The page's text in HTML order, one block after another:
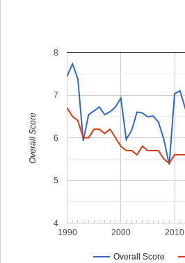
Overall Score
1990 2000 2010
4
5
6
7
8
Overall Score